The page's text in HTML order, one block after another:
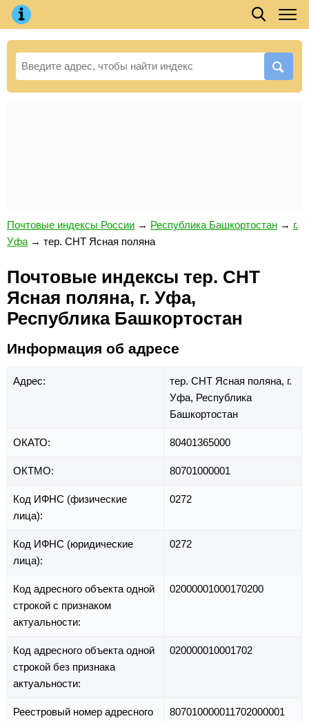
Почтовые индексы России → Республика Башкортостан → г.
Уфа → тер. СНТ Ясная поляна
Почтовые индексы тер. СНТ
Ясная поляна, г. Уфа,
Республика Башкортостан
Информация об адресе
Адрес: тер. СНТ Ясная поляна, г.
Уфа, Республика
Башкортостан
ОКАТО: 80401365000
ОКТМО: 80701000001
Код ИФНС (физические
лица):
0272
Код ИФНС (юридические
лица):
0272
Код адресного объекта одной
строкой с признаком
актуальности:
02000001000170200
Код адресного объекта одной
строкой без признака
актуальности:
020000010001702
Реестровый номер адресного
807010000011702000001